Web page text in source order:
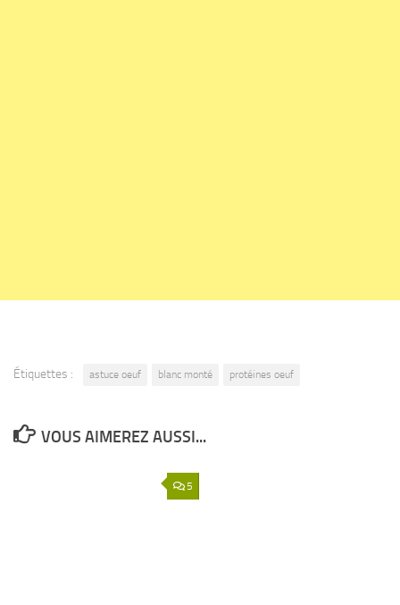
Étiquettes : astuce oeuf blanc monté protéines oeuf
VOUS AIMEREZ AUSSI...
5